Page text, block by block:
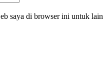
saya di browser ini untuk lain